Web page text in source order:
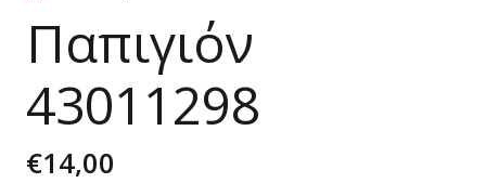
Παπιγιόν
43011298
€14,00